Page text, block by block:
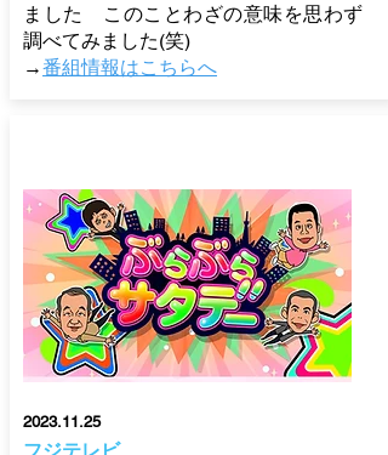
ました このことわざの意味を思わず
調べてみました(笑)
→番組情報はこちらへ
2023.11.25
フジテレビ